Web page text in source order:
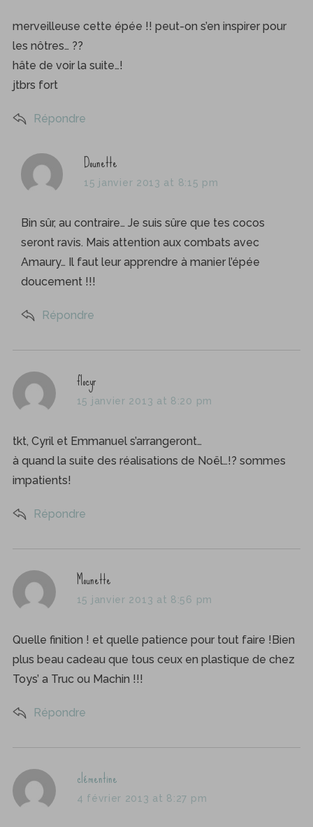
s
:
merveilleuse cette épée !! peut-on s’en inspirer pour
les nôtres… ??
hâte de voir la suite…!
jtbrs fort
Répondre
s
a
s
Dounette
15 janvier 2013 at 8:15 pm
Bin sûr, au contraire… Je suis sûre que tes cocos
seront ravis. Mais attention aux combats avec
Amaury… Il faut leur apprendre à manier l’épée
doucement !!!
Répondre
s
a
s
:
flocyr
15 janvier 2013 at 8:20 pm
tkt, Cyril et Emmanuel s’arrangeront…
à quand la suite des réalisations de Noël…!? sommes
impatients!
Répondre
s
a
s
:
Mounette
15 janvier 2013 at 8:56 pm
Quelle finition ! et quelle patience pour tout faire !Bien
plus beau cadeau que tous ceux en plastique de chez
Toys’ a Truc ou Machin !!!
Répondre
s
a
clémentine
4 février 2013 at 8:27 pm
c
f
r
: